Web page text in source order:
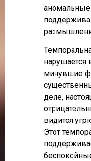
аномальные
нарушается
минувшие
деле,
видится
Этот